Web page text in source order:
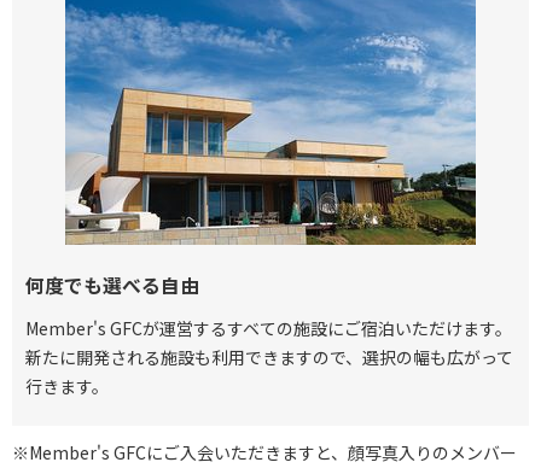
何度でも選べる自由
Member's GFCが運営するすベての施設にご宿泊いただけます。
新たに開発される施設も利用できますので、選択の幅も広がって
行きます。
※Member's GFCにご入会いただきますと、顔写真入りのメンバー